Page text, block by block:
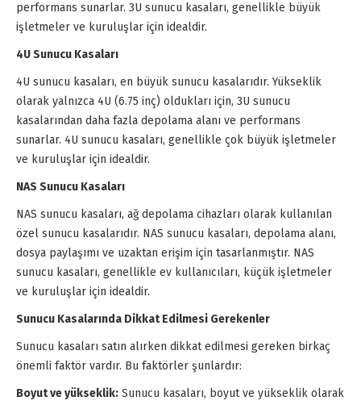
performans sunarlar. 3U sunucu kasaları, genellikle büyük
işletmeler ve kuruluşlar için idealdir.
4U Sunucu Kasaları
4U sunucu kasaları, en büyük sunucu kasalarıdır. Yükseklik
olarak yalnızca 4U (6.75 inç) oldukları için, 3U sunucu
kasalarından daha fazla depolama alanı ve performans
sunarlar. 4U sunucu kasaları, genellikle çok büyük işletmeler
ve kuruluşlar için idealdir.
NAS Sunucu Kasaları
NAS sunucu kasaları, ağ depolama cihazları olarak kullanılan
özel sunucu kasalarıdır. NAS sunucu kasaları, depolama alanı,
dosya paylaşımı ve uzaktan erişim için tasarlanmıştır. NAS
sunucu kasaları, genellikle ev kullanıcıları, küçük işletmeler
ve kuruluşlar için idealdir.
Sunucu Kasalarında Dikkat Edilmesi Gerekenler
Sunucu kasaları satın alırken dikkat edilmesi gereken birkaç
önemli faktör vardır. Bu faktörler şunlardır:
Boyut ve yükseklik: Sunucu kasaları, boyut ve yükseklik olarak